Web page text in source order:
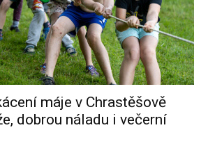
máje v Chrastěšově
dobrou náladu i večerní